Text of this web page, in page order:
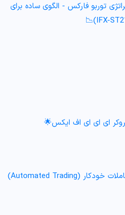
توربو فارکس - الگوی ساده برای
ای ای ای اف ایکس🌟
🔦آموزش معاملات خودکار (Automated Trading)